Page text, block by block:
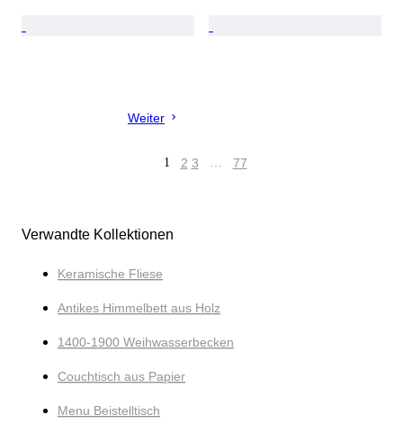
Weiter
1 2 3 … 77
Verwandte Kollektionen
Keramische Fliese
Antikes Himmelbett aus Holz
1400-1900 Weihwasserbecken
Couchtisch aus Papier
Menu Beistelltisch